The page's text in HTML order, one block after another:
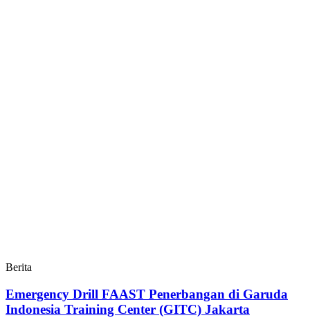
Berita
Emergency Drill FAAST Penerbangan di Garuda
Indonesia Training Center (GITC) Jakarta